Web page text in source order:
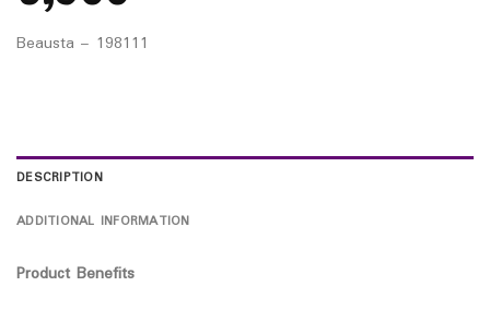
Beausta – 198111
DESCRIPTION
ADDITIONAL INFORMATION
Product Benefits